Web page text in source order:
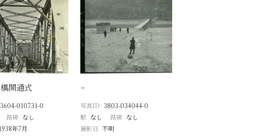
開通式
3604-010731-0
路線 なし
年7月
−
写真ID 3803-034044-0
駅 なし 路線 なし
撮影日 不明